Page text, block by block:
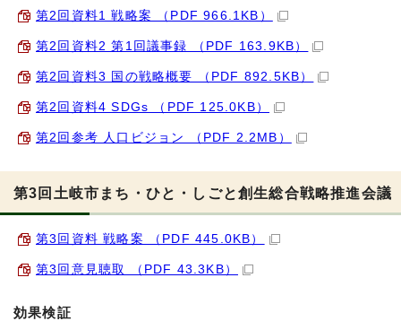
第2回資料1 戦略案 （PDF 966.1KB）
第2回資料2 第1回議事録 （PDF 163.9KB）
第2回資料3 国の戦略概要 （PDF 892.5KB）
第2回資料4 SDGs （PDF 125.0KB）
第2回参考 人口ビジョン （PDF 2.2MB）
第3回土岐市まち・ひと・しごと創生総合戦略推進会議
第3回資料 戦略案 （PDF 445.0KB）
第3回意見聴取 （PDF 43.3KB）
効果検証